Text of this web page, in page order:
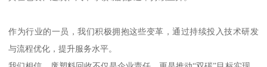
作为行业的一员，我们积极拥抱这些变革，通过持续投入技术研发
与流程优化，提升服务水平。